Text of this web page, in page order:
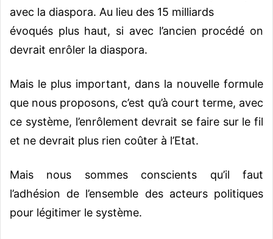
avec la diaspora. Au lieu des 15 milliards
évoqués plus haut, si avec l’ancien procédé on
devrait enrôler la diaspora.
Mais le plus important, dans la nouvelle formule
que nous proposons, c’est qu’à court terme, avec
ce système, l’enrôlement devrait se faire sur le fil
et ne devrait plus rien coûter à l’Etat.
Mais nous sommes conscients qu’il faut
l’adhésion de l’ensemble des acteurs politiques
pour légitimer le système.